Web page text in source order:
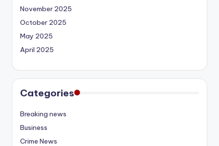
November 2025
October 2025
May 2025
April 2025
Categories
Breaking news
Business
Crime News